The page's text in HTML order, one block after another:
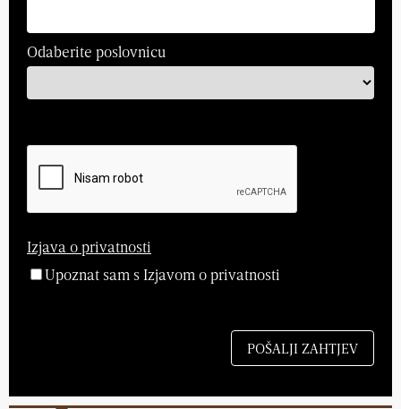
Odaberite poslovnicu
Izjava o privatnosti
Upoznat sam s Izjavom o privatnosti